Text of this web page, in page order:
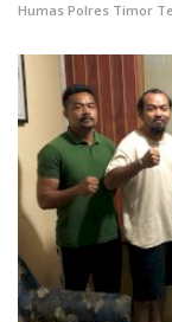
Humas Polres Timor